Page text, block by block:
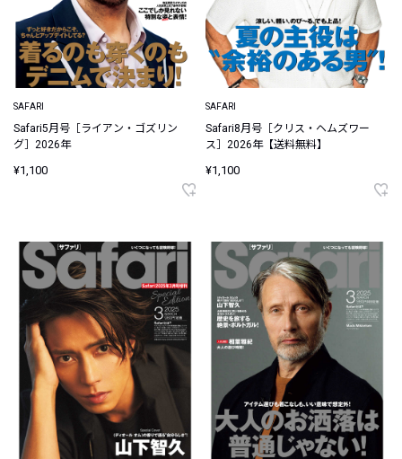
SAFARI
Safari5月号［ライアン・ゴズリン
グ］2026年
¥1,100
SAFARI
Safari8月号［クリス・ヘムズワー
ス］2026年【送料無料】
¥1,100